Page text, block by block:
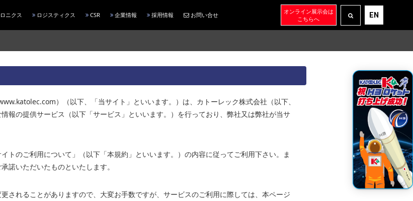
ニクス ロジスティクス CSR 企業情報 採用情報 お問い合せ
オンライン展示会は
こちらへ
EN
）（以下、「当サイト」といいます。）は、カトーレック株式会社（以下、
報の提供サービス（以下「サービス」といいます。）を行っており、弊社又は弊社が当サ
トのご利用について」（以下「本規約」といいます。）の内容に従ってご利用下さい。ま
諾いただいたものといたします。
されることがありますので、大変お手数ですが、サービスのご利用に際しては、本ページ